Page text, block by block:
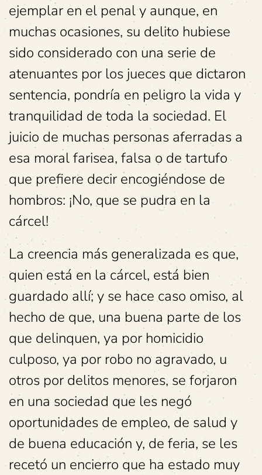
ejemplar en el penal y aunque, en
muchas ocasiones, su delito hubiese
sido considerado con una serie de
atenuantes por los jueces que dictaron
sentencia, pondría en peligro la vida y
tranquilidad de toda la sociedad. El
juicio de muchas personas aferradas a
esa moral farisea, falsa o de tartufo
que prefiere decir encogiéndose de
hombros: ¡No, que se pudra en la
cárcel!
La creencia más generalizada es que,
quien está en la cárcel, está bien
guardado allí; y se hace caso omiso, al
hecho de que, una buena parte de los
que delinquen, ya por homicidio
culposo, ya por robo no agravado, u
otros por delitos menores, se forjaron
en una sociedad que les negó
oportunidades de empleo, de salud y
de buena educación y, de feria, se les
recetó un encierro que ha estado muy